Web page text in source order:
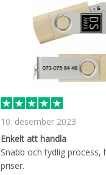
10. desember 2023
Enkelt att handla
Snabb och tydlig process,
priser.